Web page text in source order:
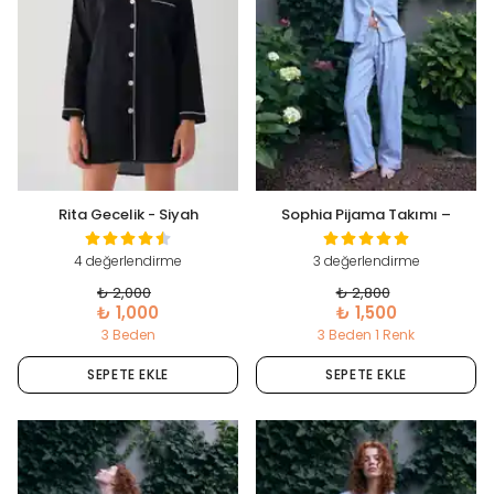
Rita Gecelik - Siyah
4 değerlendirme
₺ 2,000
₺ 1,000
3 Beden
SEPETE EKLE
Sophia Pijama Takımı –
Mavi/Beyaz Çizgili
3 değerlendirme
₺ 2,800
₺ 1,500
3 Beden 1 Renk
SEPETE EKLE